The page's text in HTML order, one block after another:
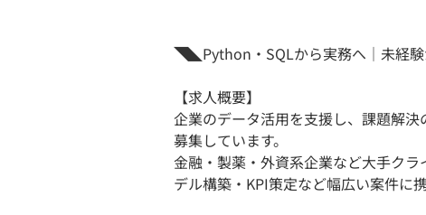
◥◣Python・SQLから実務へ｜未経
【求人概要】
企業のデータ活用を支援し、課題解
募集しています。
金融・製薬・外資系企業など大手ク
デル構築・KPI策定など幅広い案件に携